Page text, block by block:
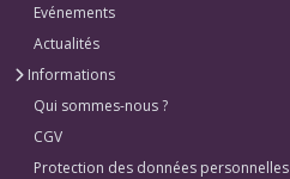
Evénements
Actualités
Informations
Qui sommes-nous ?
CGV
Protection des données personnelles